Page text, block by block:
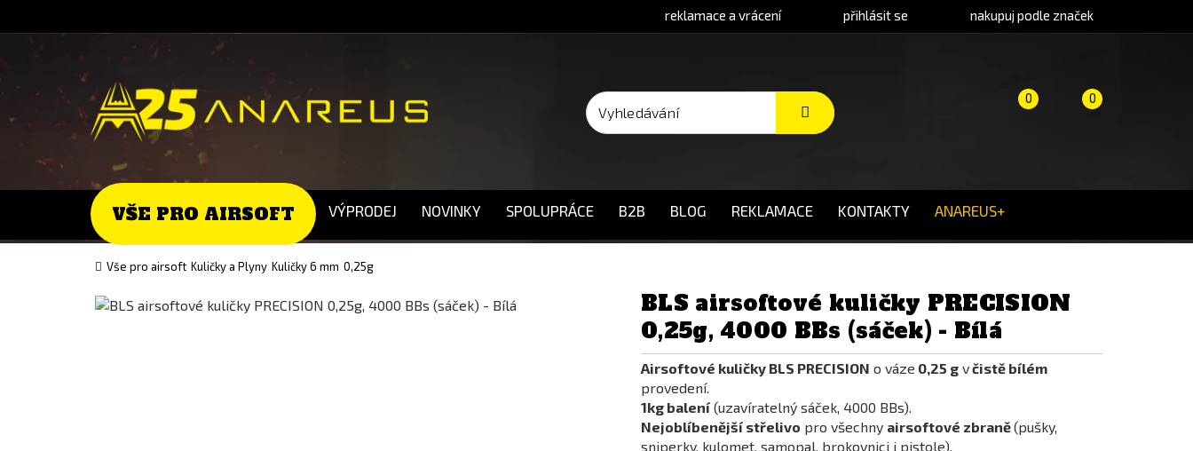
to
English
to
Slovenčina
version
reklamace a vrácení přihlásit se nakupuj podle značek
Košík 0
(prázdný)
Porovnání
0
VŠE PRO AIRSOFT VÝPRODEJ NOVINKY SPOLUPRÁCE B2B BLOG REKLAMACE KONTAKTY ANAREUS+
Vše pro airsoft Kuličky a Plyny Kuličky 6 mm 0,25g
BLS airsoftové kuličky PRECISION
0,25g, 4000 BBs (sáček) - Bílá
Airsoftové kuličky BLS PRECISION o váze 0,25 g včistě bílém
provedení.
1kg balení (uzavíratelný sáček, 4000 BBs).
Nejoblíbenější střelivo pro všechny airsoftové zbraně(pušky,
sniperky, kulomet, samopal, brokovnici i pistole).